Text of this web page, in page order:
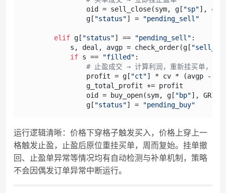
                oid = sell_close(sym, g[
"sp"], ct)
                g[
"status"] = "pending_sell"
elif g[ "status"] == "pending_sell" :
            s, deal, avgp = check_order(g[
if s == "filled" :
# 止盈成交 → 计算利润，重新挂买单，循环
                profit = g[
"ct"] * cv * (avgp - g[
                g_total_profit += profit
                oid = buy_open(sym, g[
"bp"],
                g[
"status"] = "pending_buy"
运行逻辑清晰：价格下穿格子触发买入，价格上穿上一
格触发止盈，止盈后原位重挂买单，周而复始。挂单撤
回、止盈单异常等情况均有自动检测与补单机制，策略
不会因偶发订单异常中断运行。